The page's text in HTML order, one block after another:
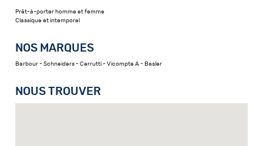
Prêt-à-porter homme et femme
Classique et intemporel
NOS MARQUES
Barbour - Schneiders - Cerrutti - Vicompte A - Basler
NOUS TROUVER